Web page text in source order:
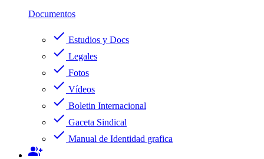
Documentos
check Estudios y Docs
check Legales
check Fotos
check Vídeos
check Boletin Internacional
check Gaceta Sindical
check Manual de Identidad grafica
group_add